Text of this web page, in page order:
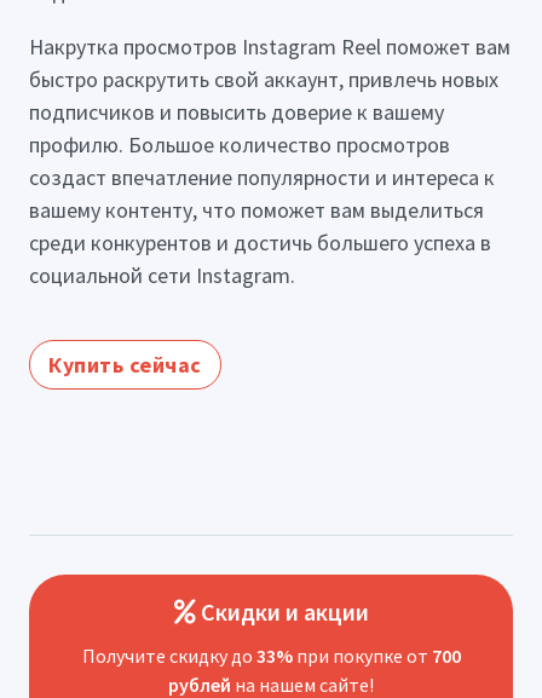
Накрутка просмотров Instagram Reel поможет вам
быстро раскрутить свой аккаунт, привлечь новых
подписчиков и повысить доверие к вашему
профилю. Большое количество просмотров
создаст впечатление популярности и интереса к
вашему контенту, что поможет вам выделиться
среди конкурентов и достичь большего успеха в
социальной сети Instagram.
Купить сейчас
Скидки и акции
Получите скидку до 33%при покупке от 700
рублей на нашем сайте!